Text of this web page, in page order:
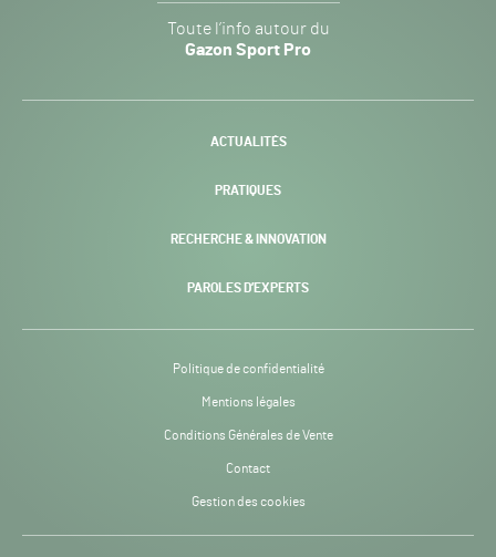
Sport
Pro
-
Toute l’info autour du
Gazon Sport Pro
ACTUALITÉS
PRATIQUES
RECHERCHE & INNOVATION
PAROLES D’EXPERTS
Politique de confidentialité
Mentions légales
Conditions Générales de Vente
Contact
Gestion des cookies